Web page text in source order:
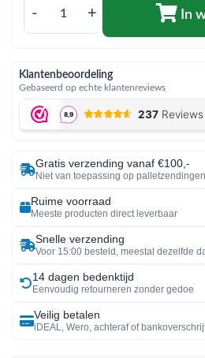
- + In
Klantenbeoordeling
Gebaseerd op echte klantenreviews
Gratis verzending vanaf €100,-
Niet van toepassing op palletzendingen
Ruime voorraad
Meeste producten direct leverbaar
Snelle verzending
Voor 15:00 besteld, meestal dezelfde
14 dagen bedenktijd
Eenvoudig retourneren zonder gedoe
Veilig betalen
iDEAL, Wero, achteraf of